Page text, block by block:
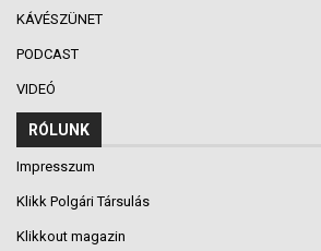
KÁVÉSZÜNET
PODCAST
VIDEÓ
RÓLUNK
Impresszum
Klikk Polgári Társulás
Klikkout magazin